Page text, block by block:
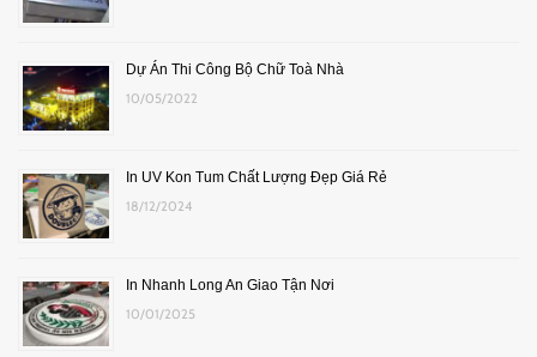
Dự Án Thi Công Bộ Chữ Toà Nhà
10/05/2022
In UV Kon Tum Chất Lượng Đẹp Giá Rẻ
18/12/2024
In Nhanh Long An Giao Tận Nơi
10/01/2025